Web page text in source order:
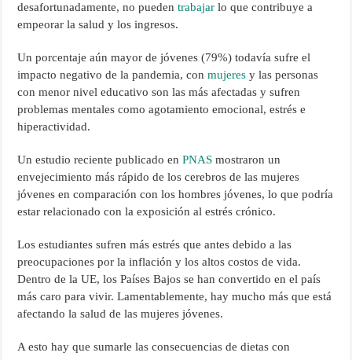
desafortunadamente, no puedentrabajar lo que contribuye a
empeorar la salud y los ingresos.
Un porcentaje aún mayor de jóvenes (79%) todavía sufre el
impacto negativo de la pandemia, conmujeres y las personas
con menor nivel educativo son las más afectadas y sufren
problemas mentales como agotamiento emocional, estrés e
hiperactividad.
Un estudio reciente publicado enPNAS mostraron un
envejecimiento más rápido de los cerebros de las mujeres
jóvenes en comparación con los hombres jóvenes, lo que podría
estar relacionado con la exposición al estrés crónico.
Los estudiantes sufren más estrés que antes debido a las
preocupaciones por la inflación y los altos costos de vida.
Dentro de la UE, los Países Bajos se han convertido en el país
más caro para vivir. Lamentablemente, hay mucho más que está
afectando la salud de las mujeres jóvenes.
A esto hay que sumarle las consecuencias de dietas con